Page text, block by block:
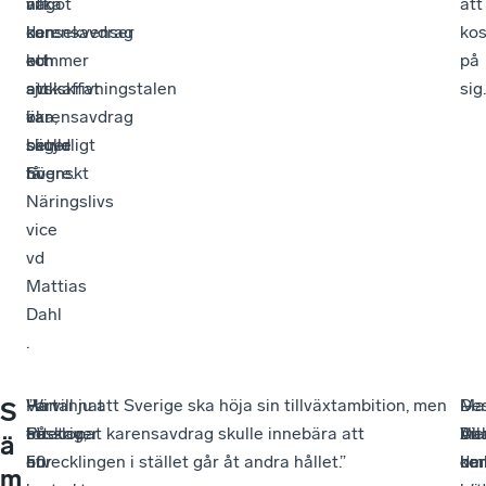
konsekvenser
ett
avskaffat
karensavdrag
skulle
få.
den
kommer
att
öka,
säger
Svenskt
Näringslivs
vice
vd
Mattias
Dahl
.
karensavdrag
och
sjukskrivningstalen
var
betydligt
högre.
på
sig.
S
ä
m
Han
beskriver
hur
–
På
en
Vartannat
företag,
50
”Vi vill ju att Sverige ska höja sin tillväxtambition, men
ett slopat karensavdrag skulle innebära att
utvecklingen i stället går åt andra hållet.”
–
de
–
Vi
har